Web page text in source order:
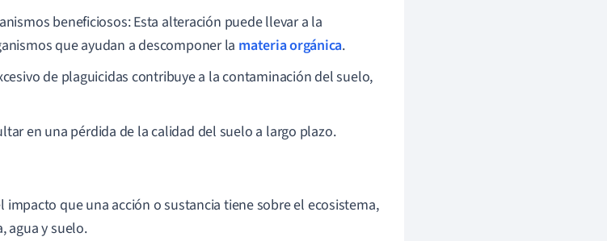
beneficiosos: Esta alteración puede llevar a la
que ayudan a descomponer la materia orgánica.
de plaguicidas contribuye a la contaminación del suelo,
en una pérdida de la calidad del suelo a largo plazo.
impacto que una acción o sustancia tiene sobre el ecosistema,
agua y suelo.